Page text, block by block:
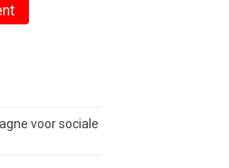
voor sociale